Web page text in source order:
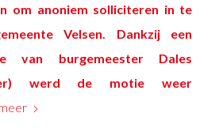
om anoniem solliciteren in te
Velsen. Dankzij een
van burgemeester Dales
werd de motie weer